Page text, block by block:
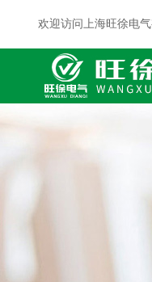
欢迎访问上海旺徐电气